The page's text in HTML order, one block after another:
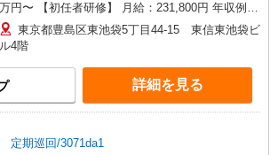
万円〜 【初任者研修】 月給：231,800円 年収例：
318万円〜 ※職務手当、（東京都）居住支援特別
手当、働きがい向上手当、日祝手当（月平均2回
分）等、毎月平均的に支払われる手当を含みま
。 ※居住支援特別手当は勤続5年目までの方は
らに1万円支給（再入社は除く） ◎賞与：基本
2.08ヶ月分/年支給 ◎残業時は別途時間外手当支
東京都豊島区東池袋5丁目44-15 東信東池袋ビ
ル4階
詳細を見る
期巡回/3071da1